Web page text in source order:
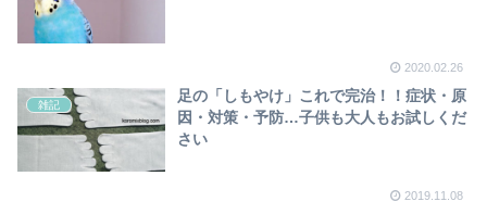
2020.02.26
雑記
足の「しもやけ」これで完治！！症状・原
因・対策・予防…子供も大人もお試しくだ
さい
2019.11.08